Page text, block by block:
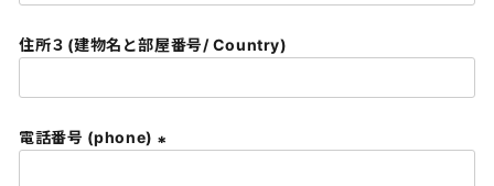
必
)
住所３(建物名と部屋番号/ Country)
電話番号 (phone)